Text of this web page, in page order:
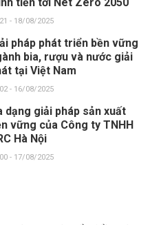
- 18/08/2025
pháp phát triển bền vững
bia, rượu và nước giải
tại Việt Nam
- 16/08/2025
dạng giải pháp sản xuất
vững của Công ty TNHH
Hà Nội
- 17/08/2025